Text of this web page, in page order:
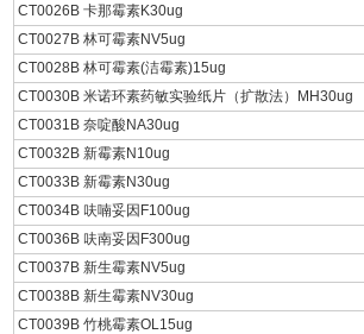
CT0026B 卡那霉素K30ug
CT0027B 林可霉素NV5ug
CT0028B 林可霉素(洁霉素)15ug
CT0030B 米诺环素药敏实验纸片（扩散法）MH30ug
CT0031B 奈啶酸NA30ug
CT0032B 新霉素N10ug
CT0033B 新霉素N30ug
CT0034B 呋喃妥因F100ug
CT0036B 呋南妥因F300ug
CT0037B 新生霉素NV5ug
CT0038B 新生霉素NV30ug
CT0039B 竹桃霉素OL15ug